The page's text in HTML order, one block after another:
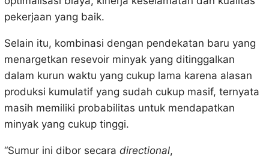
pekerjaan yang baik.
Selain itu, kombinasi dengan pendekatan baru yang
menargetkan resevoir minyak yang ditinggalkan
dalam kurun waktu yang cukup lama karena alasan
produksi kumulatif yang sudah cukup masif, ternyata
masih memiliki probabilitas untuk mendapatkan
minyak yang cukup tinggi.
“Sumur ini dibor secara directional,